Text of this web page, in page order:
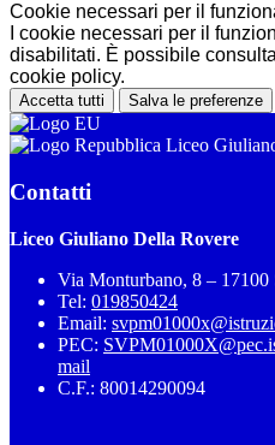
Cookie necessari per il
I cookie necessari per il
disabilitati. È possibile
cookie policy.
Accetta tutti Salva le preferenze
Liceo
Contatti
Liceo Giuliano Della Rovere
Via Monturbano, 8 – 17100
Tel: 019850424
Email:
PEC:
mail
C.F.: 80014290094